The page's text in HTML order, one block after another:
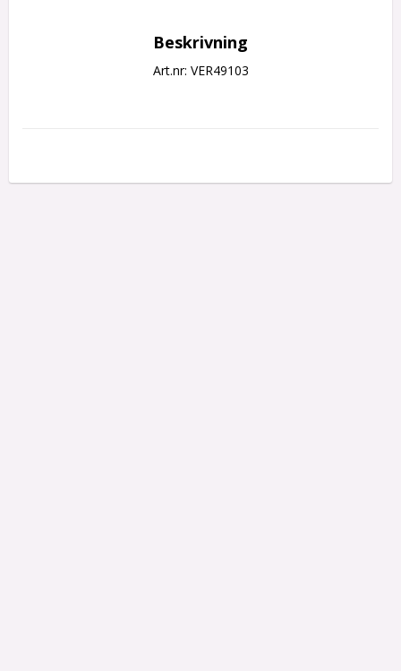
Beskrivning
Art.nr: VER49103